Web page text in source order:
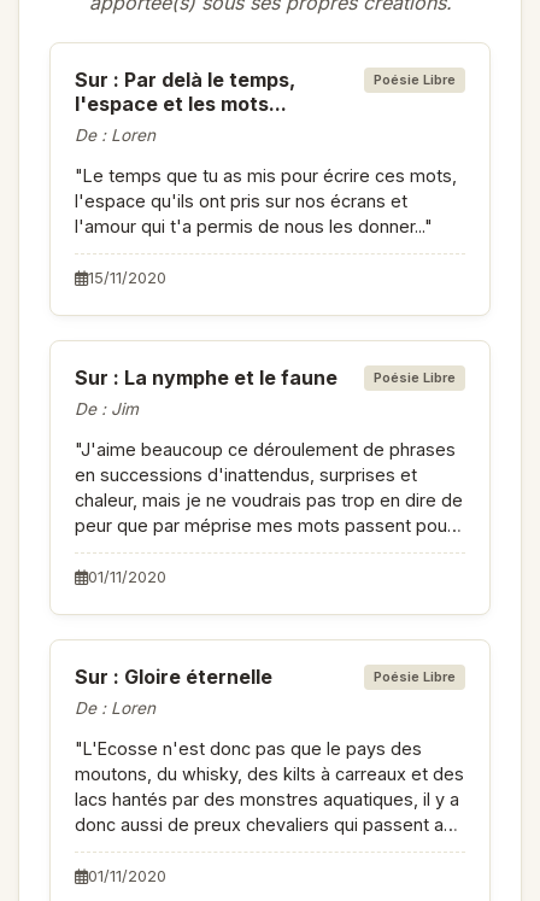
Poésie Libre
Sur : Par delà le temps,
l'espace et les mots...
De : Loren
"Le temps que tu as mis pour écrire ces mots,
l'espace qu'ils ont pris sur nos écrans et
l'amour qui t'a permis de nous les donner..."
15/11/2020
Poésie Libre
Sur : La nymphe et le faune
De : Jim
"J'aime beaucoup ce déroulement de phrases
en successions d'inattendus, surprises et
chaleur, mais je ne voudrais pas trop en dire de
peur que par méprise mes mots passent pour
jugement, l'agréable ressenti à ta lecture est
bien suffisant!"
01/11/2020
Poésie Libre
Sur : Gloire éternelle
De : Loren
"L'Ecosse n'est donc pas que le pays des
moutons, du whisky, des kilts à carreaux et des
lacs hantés par des monstres aquatiques, il y a
donc aussi de preux chevaliers qui passent au
fil de l'épée les maux dont il faut se défaire
comme tu passes par le fil du stylo les mots
01/11/2020